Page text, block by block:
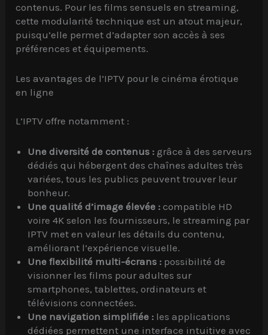
contenus. Pour les films sensuels en streaming,
cette modularité technique est un atout majeur,
puisqu’elle permet d’adapter son accès à ses
préférences et équipements.
Les avantages de l’IPTV pour le cinéma érotique
en ligne
L’IPTV offre notamment :
Une diversité de contenus : grâce à des serveurs
dédiés qui hébergent des chaînes adultes très
variées, tous les publics peuvent trouver leur
bonheur.
Une qualité d’image élevée : compatible HD
voire 4K selon les fournisseurs, le streaming par
IPTV met en valeur les détails du contenu,
améliorant l’expérience visuelle.
Une flexibilité multi-écrans : possibilité de
visionner les films pour adultes sur
smartphones, tablettes, ordinateurs et
télévisions connectées.
Une navigation simplifiée : les applications
dédiées permettent une interface intuitive avec